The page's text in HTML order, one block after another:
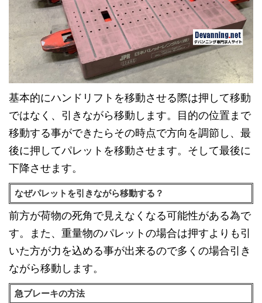
基本的にハンドリフトを移動させる際は押して移動
ではなく、引きながら移動します。目的の位置まで
移動する事ができたらその時点で方向を調節し、最
後に押してパレットを移動させます。そして最後に
下降させます。
なぜパレットを引きながら移動する？
前方が荷物の死角で見えなくなる可能性がある為で
す。また、重量物のパレットの場合は押すよりも引
いた方が力を込める事が出来るので多くの場合引き
ながら移動します。
急ブレーキの方法